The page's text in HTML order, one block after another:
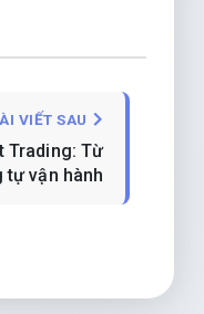
VIẾT SAU
Trading: Từ
tự vận hành